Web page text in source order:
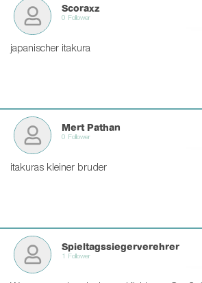
Scoraxz
0 Follower
japanischer itakura
Mert Pathan
0 Follower
itakuras kleiner bruder
Spieltagssiegerverehrer
1 Follower